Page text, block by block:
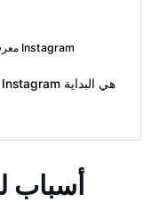
معرفة مكان العثور على المجموعات على Instagram